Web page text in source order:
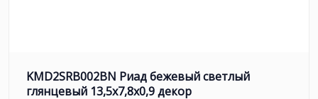
KMD2SRB002BN Риад бежевый светлый
глянцевый 13,5x7,8x0,9 декор